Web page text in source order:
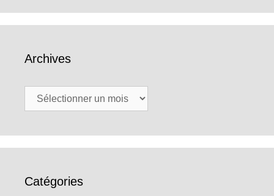
Archives
Archives
Catégories